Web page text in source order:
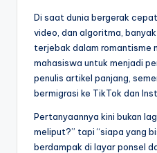
Di saat dunia bergerak
video, dan algoritma,
terjebak dalam romantisme
mahasiswa untuk menjadi
penulis artikel panjang,
bermigrasi ke TikTok dan
Pertanyaannya kini bukan
meliput?” tapi “siapa yang
berdampak di layar ponsel